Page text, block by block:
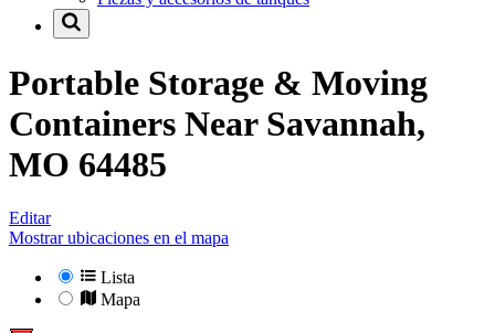
Portable Storage & Moving
Containers Near Savannah,
MO 64485
Editar
Mostrar ubicaciones en el mapa
Lista
Mapa